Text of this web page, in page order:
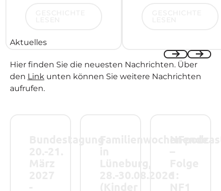
Previous
Next
Aktuelles
Hier finden Sie die neuesten Nachrichten. Über
den Link unten können Sie weitere Nachrichten
aufrufen.